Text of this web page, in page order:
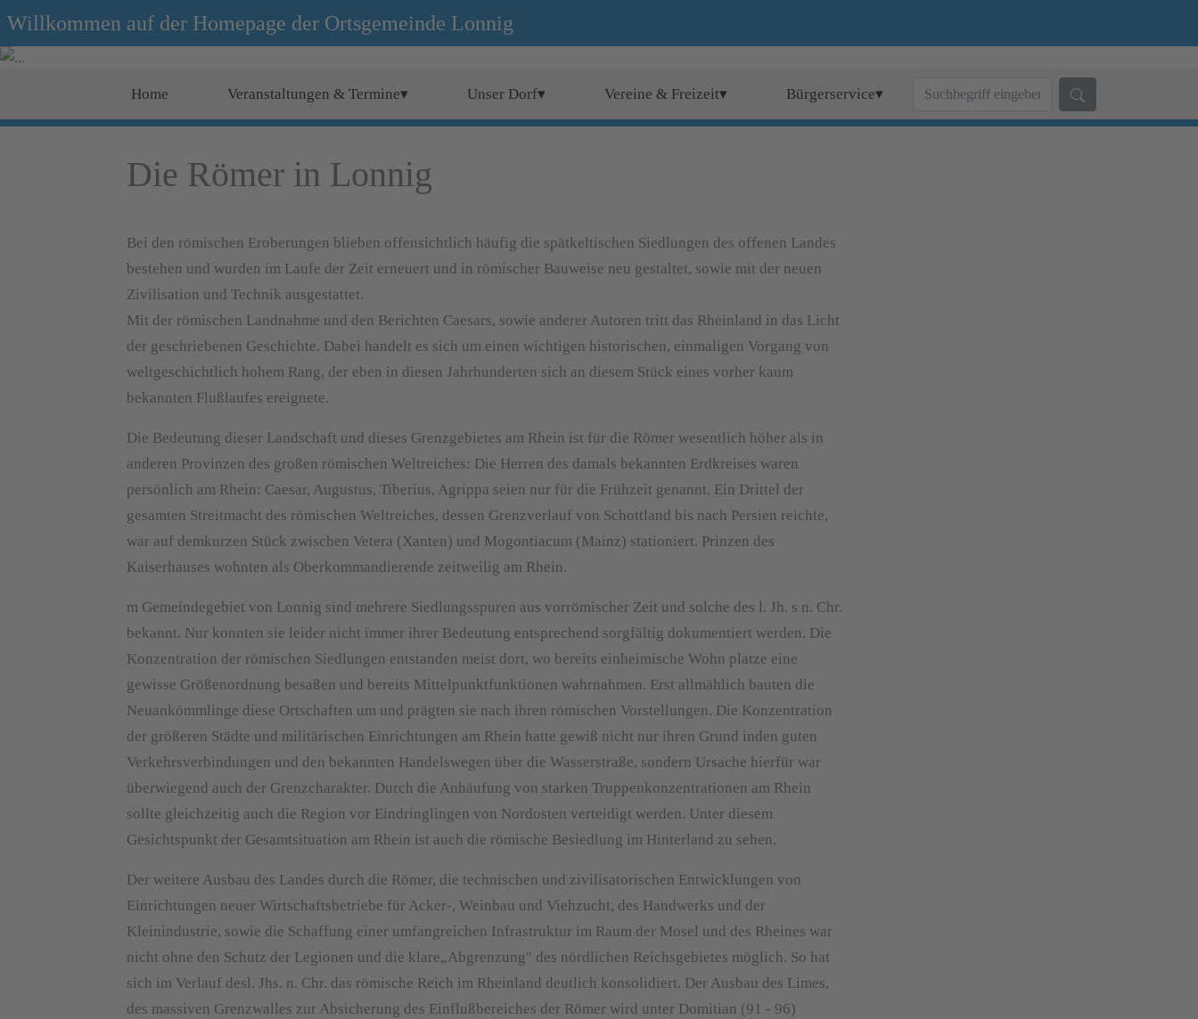
Willkommen auf der Homepage der Ortsgemeinde Lonnig
Home Veranstaltungen & Termine▾ Unser Dorf▾ Vereine & Freizeit▾ Bürgerservice▾
Die Römer in Lonnig
Bei den römischen Eroberungen blieben offensichtlich häufig die spätkeltischen Siedlungen des offenen Landes
bestehen und wurden im Laufe der Zeit erneuert und in römischer Bauweise neu gestaltet, sowie mit der neuen
Zivilisation und Technik ausgestattet.
Mit der römischen Landnahme und den Berichten Caesars, sowie anderer Autoren tritt das Rheinland in das Licht
der geschriebenen Geschichte. Dabei handelt es sich um einen wichtigen historischen, einmaligen Vorgang von
weltgeschichtlich hohem Rang, der eben in diesen Jahrhunderten sich an diesem Stück eines vorher kaum
bekannten Flußlaufes ereignete.
Die Bedeutung dieser Landschaft und dieses Grenzgebietes am Rhein ist für die Römer wesentlich höher als in
anderen Provinzen des großen römischen Weltreiches: Die Herren des damals bekannten Erdkreises waren
persönlich am Rhein: Caesar, Augustus, Tiberius, Agrippa seien nur für die Frühzeit genannt. Ein Drittel der
gesamten Streitmacht des römischen Weltreiches, dessen Grenzverlauf von Schottland bis nach Persien reichte,
war auf demkurzen Stück zwischen Vetera (Xanten) und Mogontiacum (Mainz) stationiert. Prinzen des
Kaiserhauses wohnten als Oberkommandierende zeitweilig am Rhein.
m Gemeindegebiet von Lonnig sind mehrere Siedlungsspuren aus vorrömischer Zeit und solche des l. Jh. s n. Chr.
bekannt. Nur konnten sie leider nicht immer ihrer Bedeutung entsprechend sorgfältig dokumentiert werden. Die
Konzentration der römischen Siedlungen entstanden meist dort, wo bereits einheimische Wohn platze eine
gewisse Größenordnung besaßen und bereits Mittelpunktfunktionen wahrnahmen. Erst allmählich bauten die
Neuankömmlinge diese Ortschaften um und prägten sie nach ihren römischen Vorstellungen. Die Konzentration
der größeren Städte und militärischen Einrichtungen am Rhein hatte gewiß nicht nur ihren Grund inden guten
Verkehrsverbindungen und den bekannten Handelswegen über die Wasserstraße, sondern Ursache hierfür war
überwiegend auch der Grenzcharakter. Durch die Anhäufung von starken Truppenkonzentrationen am Rhein
sollte gleichzeitig auch die Region vor Eindringlingen von Nordosten verteidigt werden. Unter diesem
Gesichtspunkt der Gesamtsituation am Rhein ist auch die römische Besiedlung im Hinterland zu sehen.
Der weitere Ausbau des Landes durch die Römer, die technischen und zivilisatorischen Entwicklungen von
Einrichtungen neuer Wirtschaftsbetriebe für Acker-, Weinbau und Viehzucht, des Handwerks und der
Kleinindustrie, sowie die Schaffung einer umfangreichen Infrastruktur im Raum der Mosel und des Rheines war
nicht ohne den Schutz der Legionen und die klare„Abgrenzung" des nördlichen Reichsgebietes möglich. So hat
sich im Verlauf desl. Jhs. n. Chr. das römische Reich im Rheinland deutlich konsolidiert. Der Ausbau des Limes,
des massiven Grenzwalles zur Absicherung des Einflußbereiches der Römer wird unter Domitian (91 - 96)